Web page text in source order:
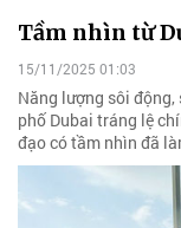
Tầm nhìn từ
15/11/2025 01:03
Năng lượng sôi
phố Dubai tráng lệ
đạo có tầm nhìn đã